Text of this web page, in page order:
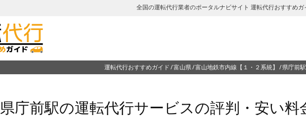
全国の運転代行業者のポータルナビサイト 運転代行おすすめ
運転代行おすすめガイド 富山県 富山地鉄市内線【１・２系統】 県庁前
県庁前駅の運転代行サービスの評判・安い